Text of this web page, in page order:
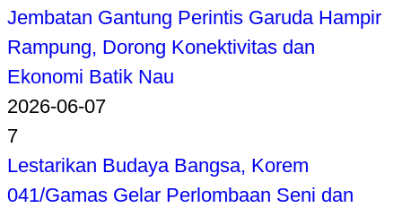
Jembatan Gantung Perintis Garuda Hampir
Rampung, Dorong Konektivitas dan
Ekonomi Batik Nau
2026-06-07
7
Lestarikan Budaya Bangsa, Korem
041/Gamas Gelar Perlombaan Seni dan